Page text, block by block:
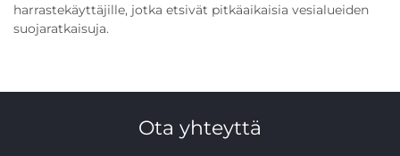
harrastekäyttäjille, jotka etsivät pitkäaikaisia vesialueiden
suojaratkaisuja.
Ota yhteyttä